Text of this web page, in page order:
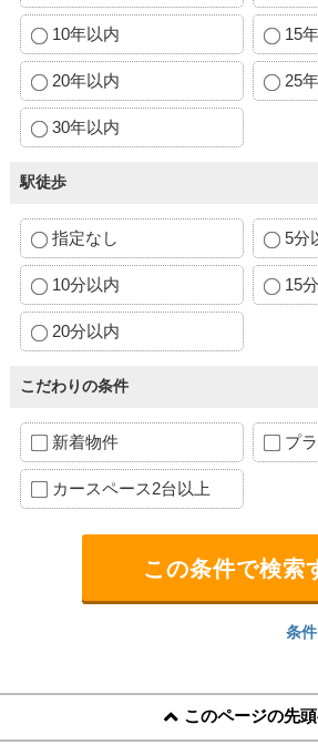
10年以内 15
20年以内 25
30年以内
駅徒歩
指定なし 5分
10分以内 15
20分以内
こだわりの条件
新着物件 プ
カースペース2台以上
条
このページの先